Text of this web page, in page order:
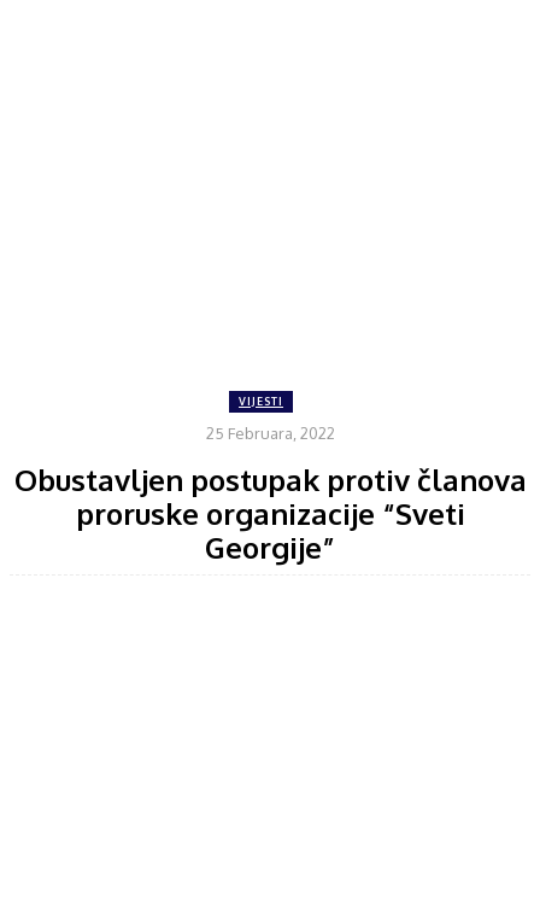
VIJESTI
25 Februara, 2022
Obustavljen postupak protiv članova
proruske organizacije “Sveti
Georgije”